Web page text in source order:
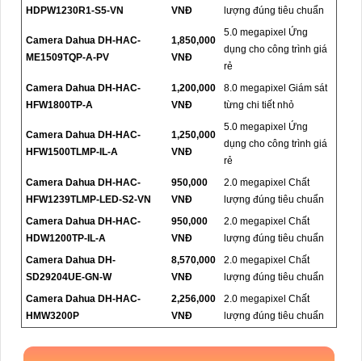
HDPW1230R1-S5-VN
VNĐ
lượng đúng tiêu chuẩn
Camera Dahua DH-HAC-
ME1509TQP-A-PV
1,850,000
VNĐ
5.0 megapixel Ứng
dụng cho công trình giá
rẻ
Camera Dahua DH-HAC-
HFW1800TP-A
1,200,000
VNĐ
8.0 megapixel Giám sát
từng chi tiết nhỏ
Camera Dahua DH-HAC-
HFW1500TLMP-IL-A
1,250,000
VNĐ
5.0 megapixel Ứng
dụng cho công trình giá
rẻ
Camera Dahua DH-HAC-
HFW1239TLMP-LED-S2-VN
950,000
VNĐ
2.0 megapixel Chất
lượng đúng tiêu chuẩn
Camera Dahua DH-HAC-
HDW1200TP-IL-A
950,000
VNĐ
2.0 megapixel Chất
lượng đúng tiêu chuẩn
Camera Dahua DH-
SD29204UE-GN-W
8,570,000
VNĐ
2.0 megapixel Chất
lượng đúng tiêu chuẩn
Camera Dahua DH-HAC-
HMW3200P
2,256,000
VNĐ
2.0 megapixel Chất
lượng đúng tiêu chuẩn